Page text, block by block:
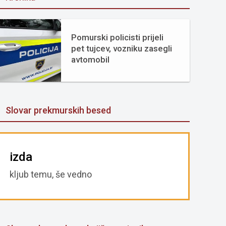
Pomurski policisti prijeli
pet tujcev, vozniku zasegli
avtomobil
Slovar prekmurskih besed
izda
kljub temu, še vedno